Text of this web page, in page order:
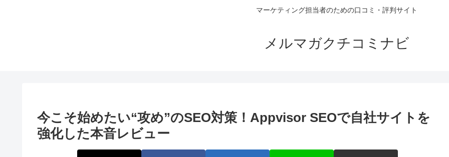
マーケティング担当者のための口コミ・評判サイト
メルマガクチコミナビ
今こそ始めたい“攻め”のSEO対策！Appvisor SEOで自社サイトを
強化した本音レビュー